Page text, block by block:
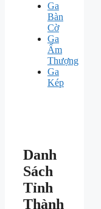
Ga
Bàn
Cờ
Ga
Ấm
Thượng
Ga
Kép
Danh
Sách
Tỉnh
Thành